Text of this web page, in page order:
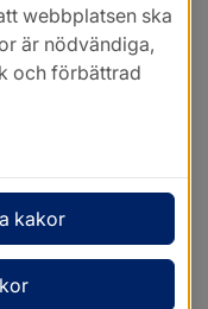
webbplatsen ska
är nödvändiga,
och förbättrad
kakor